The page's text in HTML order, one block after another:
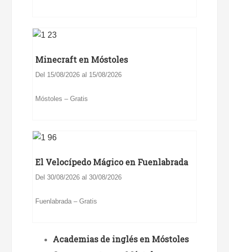
Minecraft en Móstoles
Del 15/08/2026 al 15/08/2026
Móstoles – Gratis
El Velocípedo Mágico en Fuenlabrada
Del 30/08/2026 al 30/08/2026
Fuenlabrada – Gratis
Academias de inglés en Móstoles